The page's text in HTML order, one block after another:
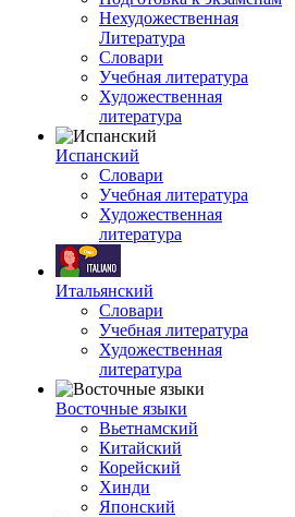
Нехудожественная
Литература
Словари
Учебная литература
Художественная
литература
Испанский
Словари
Учебная литература
Художественная
литература
Итальянский
Словари
Учебная литература
Художественная
литература
Восточные языки
Вьетнамский
Китайский
Корейский
Хинди
Японский